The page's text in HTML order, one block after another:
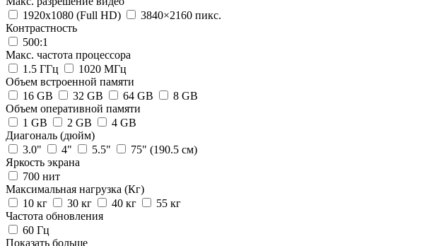
1920x1080 (Full HD)
3840×2160 пикс.
Контрастность
500:1
Макс. частота процессора
1.5 ГГц
1020 МГц
Объем встроенной памяти
16 GB
32 GB 64 GB
8 GB
Объем оперативной памяти
1 GB
2 GB
4 GB
Диагональ (дюйм)
3.0"
4" 5.5"
75" (190.5 см)
Яркость экрана
700 нит
Максимальная нагрузка (Кг)
10 кг
30 кг 40 кг
55 кг
Частота обновления
60 Гц
Показать больше